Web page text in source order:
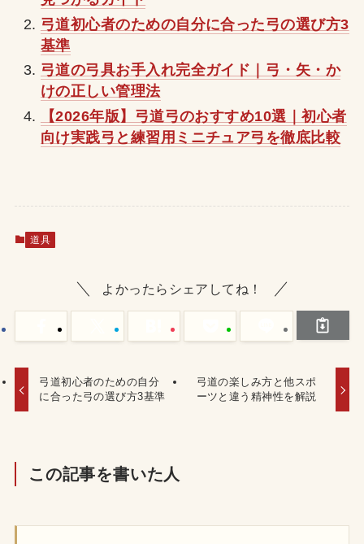
弓道初心者のための自分に合った弓の選び方3
基準
弓道の弓具お手入れ完全ガイド｜弓・矢・か
けの正しい管理法
【2026年版】弓道弓のおすすめ10選｜初心者
向け実践弓と練習用ミニチュア弓を徹底比較
道具
よかったらシェアしてね！
弓道初心者のための自分
に合った弓の選び方3基準
弓道の楽しみ方と他スポ
ーツと違う精神性を解説
この記事を書いた人